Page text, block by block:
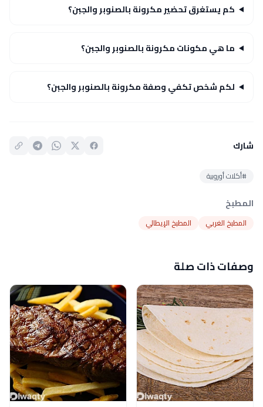
كم يستغرق تحضير مكرونة بالصنوبر والجبن؟
ما هي مكونات مكرونة بالصنوبر والجبن؟
لكم شخص تكفي وصفة مكرونة بالصنوبر والجبن؟
شارك
#أكلات أوروبية
المطبخ
المطبخ الغربي المطبخ الإيطالي
وصفات ذات صلة